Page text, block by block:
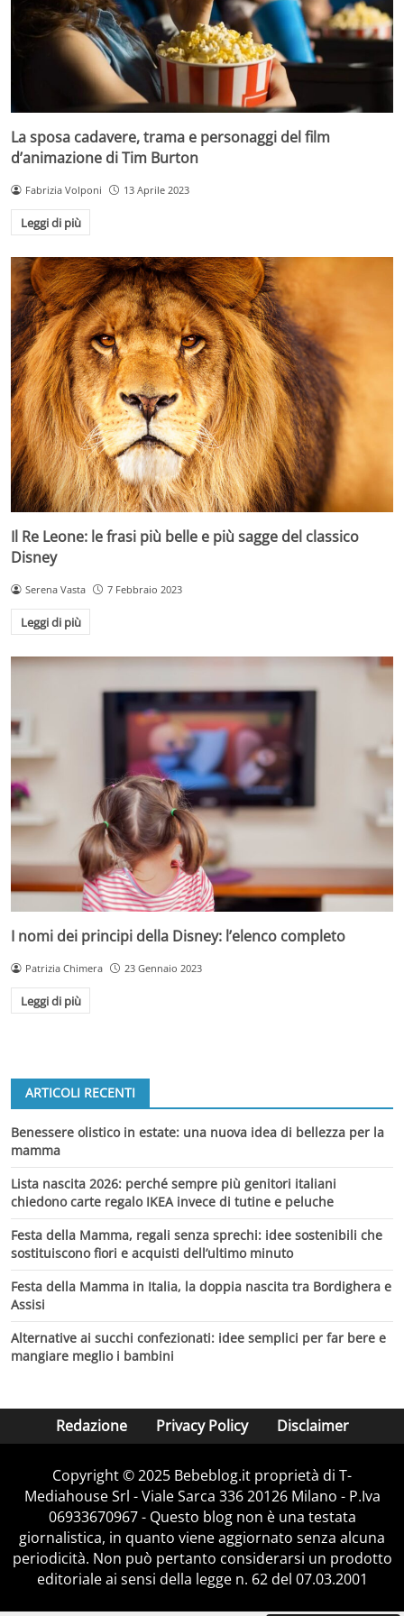
La sposa cadavere, trama e personaggi del film
d’animazione di Tim Burton
Fabrizia Volponi 13 Aprile 2023
Leggi di più
Il Re Leone: le frasi più belle e più sagge del classico
Disney
Serena Vasta 7 Febbraio 2023
Leggi di più
I nomi dei principi della Disney: l’elenco completo
Patrizia Chimera 23 Gennaio 2023
Leggi di più
ARTICOLI RECENTI
Benessere olistico in estate: una nuova idea di bellezza per la
mamma
Lista nascita 2026: perché sempre più genitori italiani
chiedono carte regalo IKEA invece di tutine e peluche
Festa della Mamma, regali senza sprechi: idee sostenibili che
sostituiscono fiori e acquisti dell’ultimo minuto
Festa della Mamma in Italia, la doppia nascita tra Bordighera e
Assisi
Alternative ai succhi confezionati: idee semplici per far bere e
mangiare meglio i bambini
Redazione Privacy Policy Disclaimer
Copyright © 2025 Bebeblog.it proprietà di T-
Mediahouse Srl - Viale Sarca 336 20126 Milano - P.Iva
06933670967 - Questo blog non è una testata
giornalistica, in quanto viene aggiornato senza alcuna
periodicità. Non può pertanto considerarsi un prodotto
editoriale ai sensi della legge n. 62 del 07.03.2001